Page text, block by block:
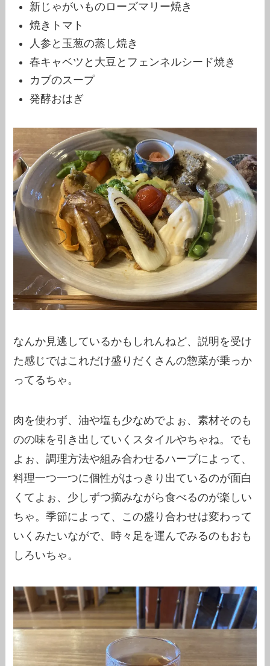
新じゃがいものローズマリー焼き
焼きトマト
人参と玉葱の蒸し焼き
春キャベツと大豆とフェンネルシード焼き
カブのスープ
発酵おはぎ
なんか見逃しているかもしれんねど、説明を受け
た感じではこれだけ盛りだくさんの惣菜が乗っか
ってるちゃ。
肉を使わず、油や塩も少なめでよぉ、素材そのも
のの味を引き出していくスタイルやちゃね。でも
よぉ、調理方法や組み合わせるハーブによって、
料理一つ一つに個性がはっきり出ているのが面白
くてよぉ、少しずつ摘みながら食べるのが楽しい
ちゃ。季節によって、この盛り合わせは変わって
いくみたいながで、時々足を運んでみるのもおも
しろいちゃ。